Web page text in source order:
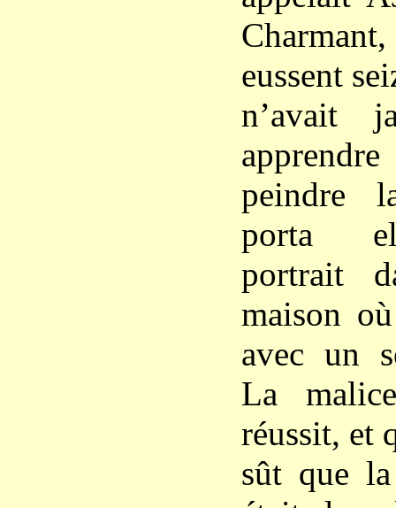
eussent
n’avait
peindre
porta
portrait
maison
avec un
La
réussit, et
sût que